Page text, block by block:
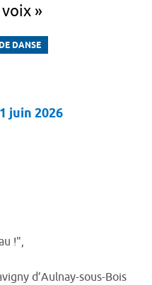
»
DANSE
juin 2026
!",
d’Aulnay-sous-Bois